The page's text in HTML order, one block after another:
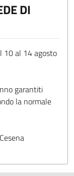
DI
10 al 14 agosto
garantiti
la normale